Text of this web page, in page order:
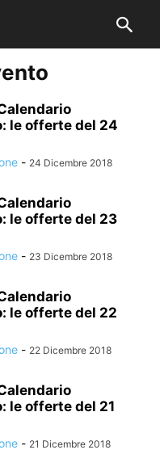
le offerte del 24
- 24 Dicembre 2018
le offerte del 23
- 23 Dicembre 2018
le offerte del 22
- 22 Dicembre 2018
le offerte del 21
- 21 Dicembre 2018